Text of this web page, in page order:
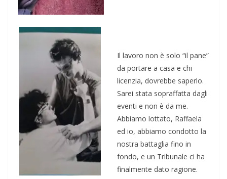
Il lavoro non è solo “il pane”
da portare a casa e chi
licenzia, dovrebbe saperlo.
Sarei stata sopraffatta dagli
eventi e non è da me.
Abbiamo lottato, Raffaela
ed io, abbiamo condotto la
nostra battaglia fino in
fondo, e un Tribunale ci ha
finalmente dato ragione.